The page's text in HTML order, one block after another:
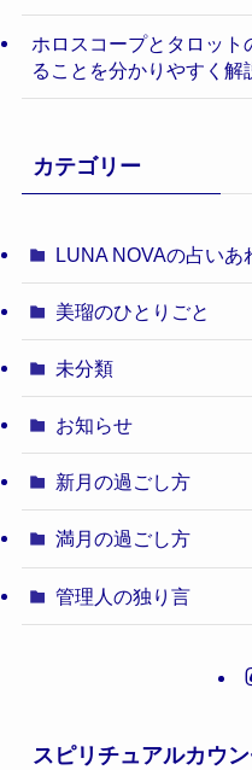
ホロスコープとタロッ
ることを分かりやすく解
カテゴリー
LUNA NOVAの占いあ
美瑠のひとりごと
未分類
お知らせ
新月の過ごし方
満月の過ごし方
管理人の独り言
スピリチュアルカウ